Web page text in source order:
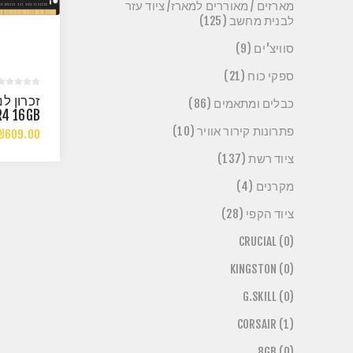
16GB
CL22
מארזים / מאוררים למארז/ ציוד עזר
לבנית מחשב (125)
סוויצ'ים (9)
ספקי כוח (21)
כבלים ומתאמים (86)
פתרונות קירור אוויר (10)
ציוד רשת (137)
מקרנים (4)
ציוד הקפי (28)
CRUCIAL (0)
KINGSTON (0)
G.SKILL (0)
CORSAIR (1)